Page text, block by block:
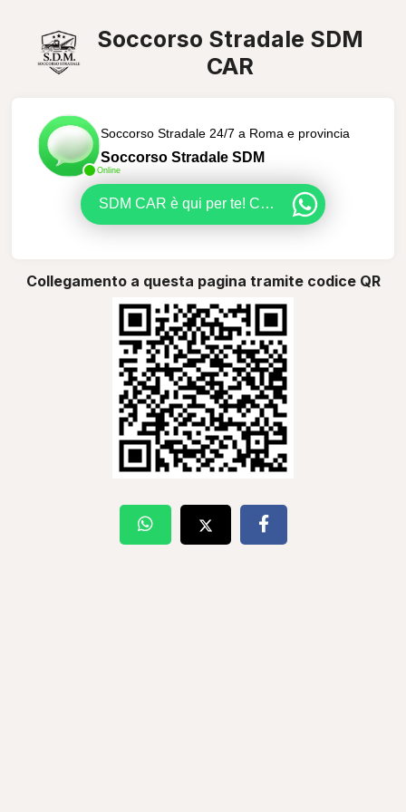
Soccorso Stradale SDM
CAR
Online
Soccorso Stradale 24/7 a Roma e provincia
Soccorso Stradale SDM
SDM CAR è qui per te! Contattaci per un soccorso rapido e professionale in tutta Roma e provincia. Siamo a tua disposizione!
Collegamento a questa pagina tramite codice QR